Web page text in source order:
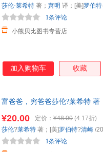
小熊贝比图书专营店
1条评论
莎伦·莱希特 著； 萧明 译；[美]罗伯特
加入购物车 收藏
富爸爸，穷爸爸莎伦?莱希特
¥20.00 定价： ¥48.00 (4.17折)
1条评论
莎伦?莱希特 著；[美]罗伯特?清崎 /